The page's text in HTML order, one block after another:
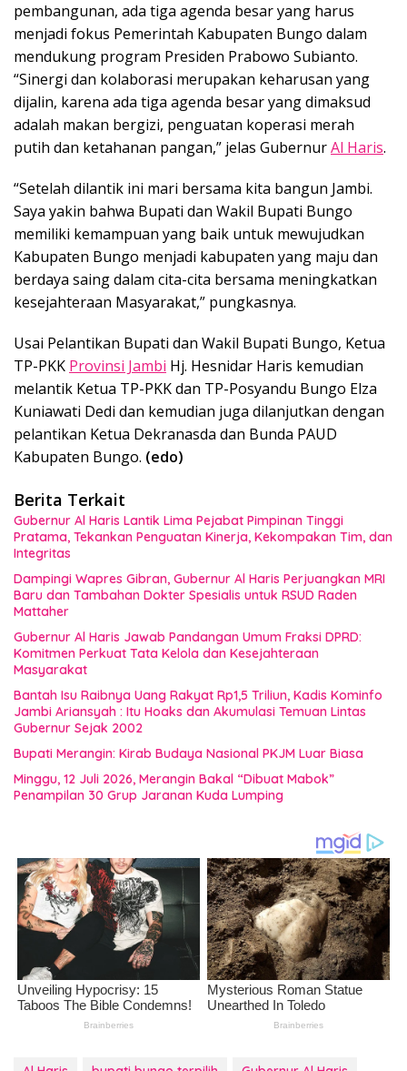
pembangunan, ada tiga agenda besar yang harus
menjadi fokus Pemerintah Kabupaten Bungo dalam
mendukung program Presiden Prabowo Subianto.
“Sinergi dan kolaborasi merupakan keharusan yang
dijalin, karena ada tiga agenda besar yang dimaksud
adalah makan bergizi, penguatan koperasi merah
putih dan ketahanan pangan,” jelas GubernurAl Haris.
“Setelah dilantik ini mari bersama kita bangun Jambi.
Saya yakin bahwa Bupati dan Wakil Bupati Bungo
memiliki kemampuan yang baik untuk mewujudkan
Kabupaten Bungo menjadi kabupaten yang maju dan
berdaya saing dalam cita-cita bersama meningkatkan
kesejahteraan Masyarakat,” pungkasnya.
Usai Pelantikan Bupati dan Wakil Bupati Bungo, Ketua
TP-PKK Provinsi Jambi Hj. Hesnidar Haris kemudian
melantik Ketua TP-PKK dan TP-Posyandu Bungo Elza
Kuniawati Dedi dan kemudian juga dilanjutkan dengan
pelantikan Ketua Dekranasda dan Bunda PAUD
Kabupaten Bungo. (edo)
Berita Terkait
Gubernur Al Haris Lantik Lima Pejabat Pimpinan Tinggi
Pratama, Tekankan Penguatan Kinerja, Kekompakan Tim, dan
Integritas
Dampingi Wapres Gibran, Gubernur Al Haris Perjuangkan MRI
Baru dan Tambahan Dokter Spesialis untuk RSUD Raden
Mattaher
Gubernur Al Haris Jawab Pandangan Umum Fraksi DPRD:
Komitmen Perkuat Tata Kelola dan Kesejahteraan
Masyarakat
Bantah Isu Raibnya Uang Rakyat Rp1,5 Triliun, Kadis Kominfo
Jambi Ariansyah : Itu Hoaks dan Akumulasi Temuan Lintas
Gubernur Sejak 2002
Bupati Merangin: Kirab Budaya Nasional PKJM Luar Biasa
Minggu, 12 Juli 2026, Merangin Bakal “Dibuat Mabok”
Penampilan 30 Grup Jaranan Kuda Lumping